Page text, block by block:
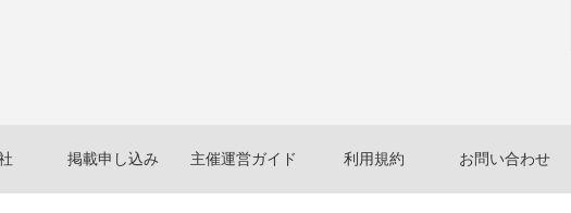
掲載申し込み 主催運営ガイド 利用規約 お問い合わせ